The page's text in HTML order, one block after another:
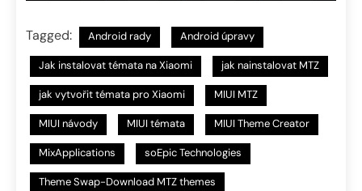
Tagged: Android rady Android úpravy
Jak instalovat témata na Xiaomi jak nainstalovat MTZ
jak vytvořit témata pro Xiaomi MIUI MTZ
MIUI návody MIUI témata MIUI Theme Creator
MixApplications soEpic Technologies
Theme Swap-Download MTZ themes